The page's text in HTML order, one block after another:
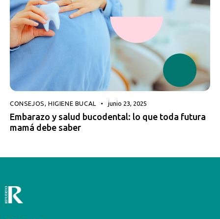
CONSEJOS,HIGIENE BUCAL junio 23, 2025
Embarazo y salud bucodental: lo que toda futura
mamá debe saber